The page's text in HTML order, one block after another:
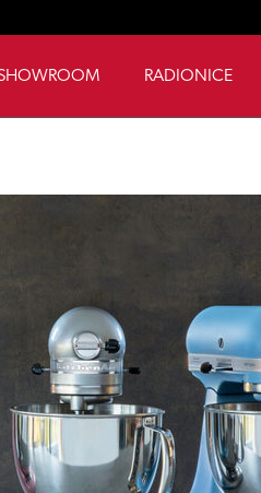
RADIONICE